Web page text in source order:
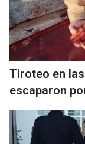
Tiroteo en
escaparon